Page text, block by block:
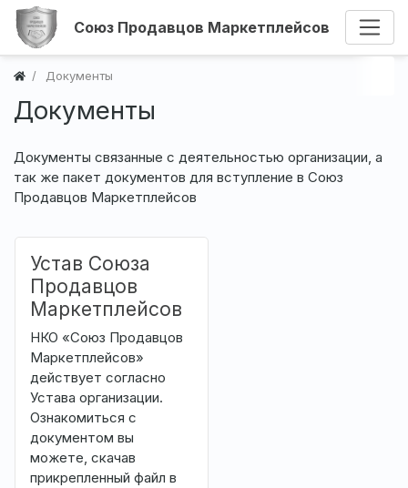
Союз Продавцов Маркетплейсов
Документы
Документы
Документы связанные с деятельностью организации, а
так же пакет документов для вступление в Союз
Продавцов Маркетплейсов
Устав Союза
Продавцов
Маркетплейсов
НКО «Союз Продавцов
Маркетплейсов»
действует согласно
Устава организации.
Ознакомиться с
документом вы
можете, скачав
прикрепленный файл в